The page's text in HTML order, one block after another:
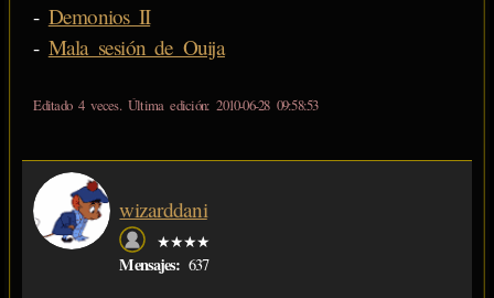
- Demonios II
- Mala sesión de Ouija
Editado 4 veces. Última edición: 2010-06-28 09:58:53
wizarddani
★★★★
Mensajes: 637